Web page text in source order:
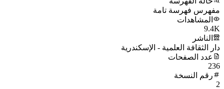
مفهرس فهرسة تامة
المشاهدات
9.4K
الناشر
دار الثقافة العلمية - الإسكندرية
عدد الصفحات
236
رقم النسخة
2